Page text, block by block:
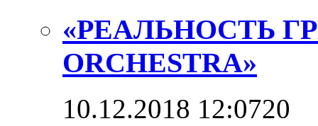
«РЕАЛЬНОСТЬ
ORCHESTRA»
10.12.2018 12:0720